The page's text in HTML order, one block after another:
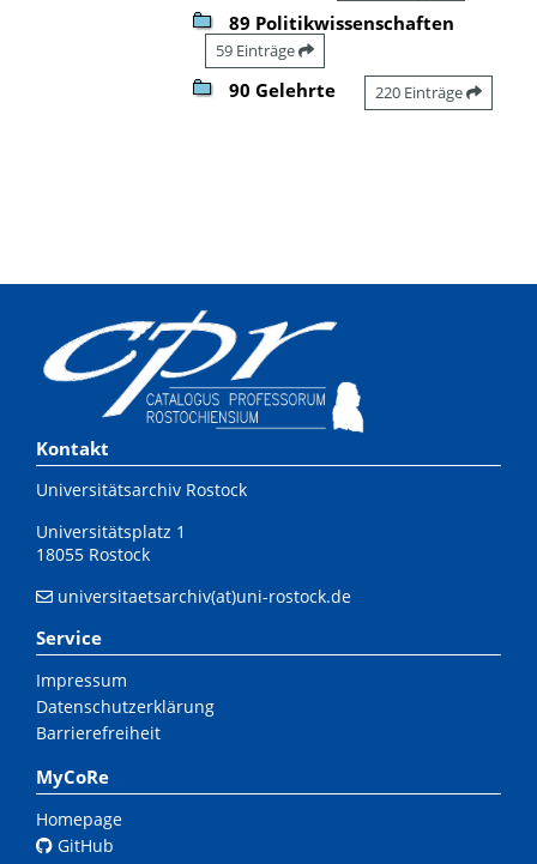
89 Politikwissenschaften
59 Einträge
90 Gelehrte 220 Einträge
Kontakt
Universitätsarchiv Rostock
Universitätsplatz 1
18055 Rostock
universitaetsarchiv(at)uni-rostock.de
Service
Impressum
Datenschutzerklärung
Barrierefreiheit
MyCoRe
Homepage
GitHub